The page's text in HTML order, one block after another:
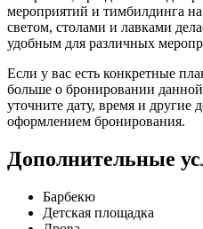
мероприятий и тимбилдинга
светом, столами и лавками
удобным для различных
Если у вас есть конкретные
больше о бронировании
уточните дату, время и другие
оформлением бронирования.
Дополнительные
Барбекю
Детская площадка